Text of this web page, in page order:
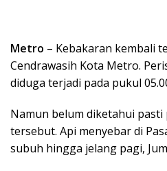
Metro – Kebakaran kembali
Cendrawasih Kota Metro.
diduga terjadi pada pukul
Namun belum diketahui
tersebut. Api menyebar di
subuh hingga jelang pagi,